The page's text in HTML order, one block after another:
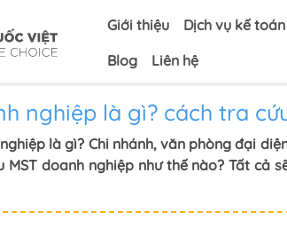
Giới thiệu Dịch vụ kế toán
Blog
Liên hệ
nghiệp là gì? cách tra
là gì? Chi nhánh, văn phòng đại
MST doanh nghiệp như thế nào? Tất cả